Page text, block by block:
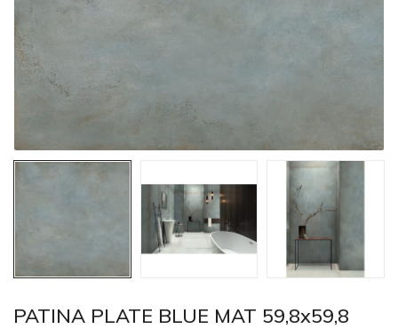
PATINA PLATE BLUE MAT 59,8x59,8